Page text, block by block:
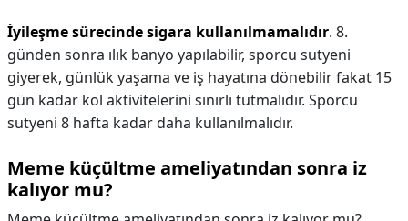
İyileşme sürecinde sigara kullanılmamalıdır. 8.
günden sonra ılık banyo yapılabilir, sporcu sutyeni
giyerek, günlük yaşama ve iş hayatına dönebilir fakat 15
gün kadar kol aktivitelerini sınırlı tutmalıdır. Sporcu
sutyeni 8 hafta kadar daha kullanılmalıdır.
Meme küçültme ameliyatından sonra iz
kalıyor mu?